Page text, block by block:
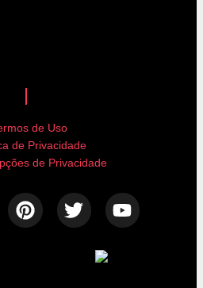
de Uso
de Privacidade
de Privacidade